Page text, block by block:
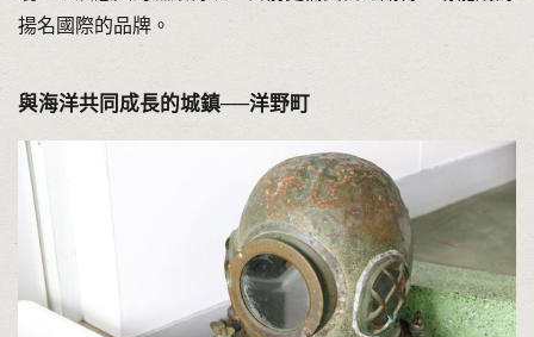
揚名國際的品牌。
與海洋共同成長的城鎮──洋野町